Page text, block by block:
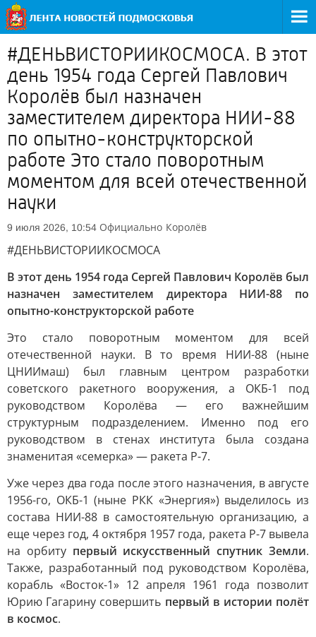
#ДЕНЬВИСТОРИИКОСМОСА. В этот
день 1954 года Сергей Павлович
Королёв был назначен
заместителем директора НИИ-88
по опытно-конструкторской
работе Это стало поворотным
моментом для всей отечественной
науки
9 июля 2026, 10:54 Официально Королёв
#ДЕНЬВИСТОРИИКОСМОСА
В этот день 1954 года Сергей Павлович Королёв был
назначен заместителем директора НИИ-88 по
опытно-конструкторской работе
Это стало поворотным моментом для всей
отечественной науки. В то время НИИ-88 (ныне
ЦНИИмаш) был главным центром разработки
советского ракетного вооружения, а ОКБ-1 под
руководством Королёва — его важнейшим
структурным подразделением. Именно под его
руководством в стенах института была создана
знаменитая «семерка» — ракета Р-7.
Уже через два года после этого назначения, в августе
1956-го, ОКБ-1 (ныне РКК «Энергия») выделилось из
состава НИИ-88 в самостоятельную организацию, а
еще через год, 4 октября 1957 года, ракета Р-7 вывела
на орбиту первый искусственный спутник Земли.
Также, разработанный под руководством Королёва,
корабль «Восток-1» 12 апреля 1961 года позволит
Юрию Гагарину совершить первый в истории полёт
в космос.